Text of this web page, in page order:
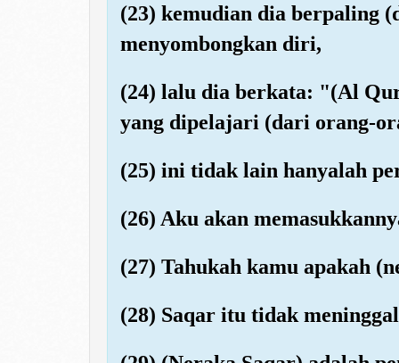
(23) kemudian dia berpaling
menyombongkan diri,
(24) lalu dia berkata: "(Al
yang dipelajari (dari orang-
(25) ini tidak lain hanyalah
(26) Aku akan
(27) Tahukah kamu apakah
(28) Saqar itu tidak